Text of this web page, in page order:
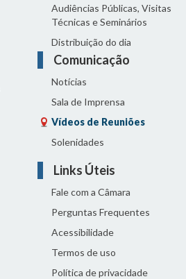
Audiências Públicas, Visitas
Técnicas e Seminários
Distribuição do dia
Comunicação
Notícias
Sala de Imprensa
Vídeos de Reuniões
Solenidades
Links Úteis
Fale com a Câmara
Perguntas Frequentes
Acessibilidade
Termos de uso
Política de privacidade